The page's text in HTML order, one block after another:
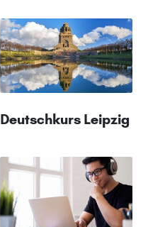
Deutschkurs Leipzig